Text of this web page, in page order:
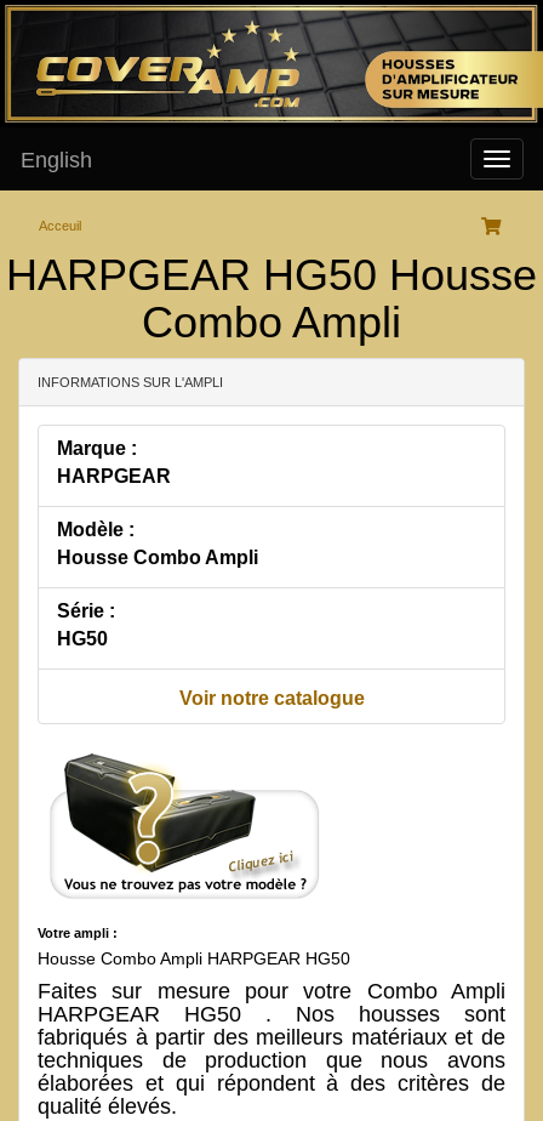
English
Acceuil
HARPGEAR HG50 Housse
Combo Ampli
INFORMATIONS SUR L'AMPLI
Marque :
HARPGEAR
Modèle :
Housse Combo Ampli
Série :
HG50
Voir notre catalogue
Votre ampli :
Housse Combo Ampli HARPGEAR HG50
Faites sur mesure pour votre Combo Ampli
HARPGEAR HG50 . Nos housses sont
fabriqués à partir des meilleurs matériaux et de
techniques de production que nous avons
élaborées et qui répondent à des critères de
qualité élevés.